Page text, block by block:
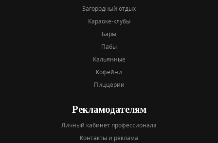
Загородный отдых
Караоке-клубы
Бары
Пабы
Кальянные
Кофейни
Пиццерии
Рекламодателям
Личный кабинет профессионала
Контакты и реклама